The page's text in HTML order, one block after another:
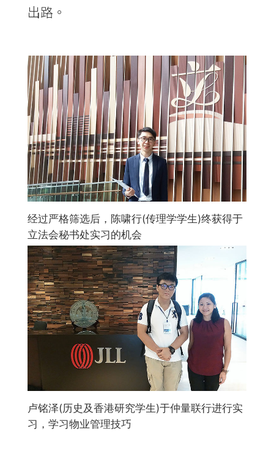
出路。
经过严格筛选后，陈啸行(传理学学生)终获得于
立法会秘书处实习的机会
卢铭泽(历史及香港研究学生)于仲量联行进行实
习，学习物业管理技巧